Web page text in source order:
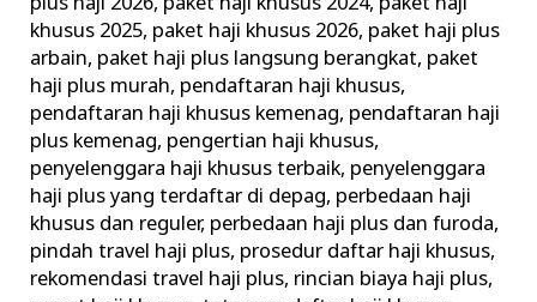
khusus 2025, paket haji khusus 2026, paket haji plus
arbain, paket haji plus langsung berangkat, paket
haji plus murah, pendaftaran haji khusus,
pendaftaran haji khusus kemenag, pendaftaran haji
plus kemenag, pengertian haji khusus,
penyelenggara haji khusus terbaik, penyelenggara
haji plus yang terdaftar di depag, perbedaan haji
khusus dan reguler, perbedaan haji plus dan furoda,
pindah travel haji plus, prosedur daftar haji khusus,
rekomendasi travel haji plus, rincian biaya haji plus,